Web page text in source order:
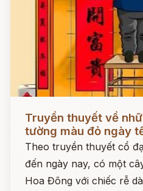
Đọc ngay
Truyền thuyết về
tường màu đỏ ngày
Theo truyền thuyết cổ
đến ngày nay, có một
Hoa Đông với chiếc rễ